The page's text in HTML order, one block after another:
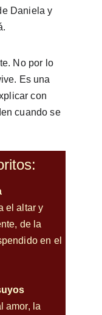
Daniela y
No por lo
Es una
con
cuando se
el altar y
de la
en el
amor, la